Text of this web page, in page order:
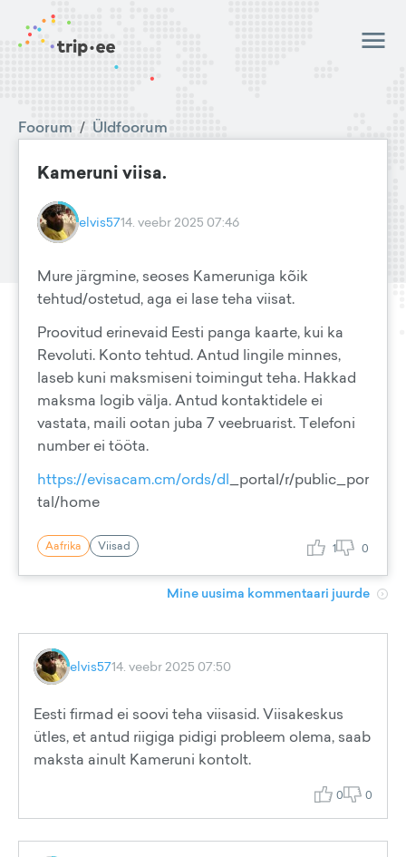
Foorum / Üldfoorum
Kameruni viisa.
elvis5714. veebr 2025 07:46
Mure järgmine, seoses Kameruniga kõik
tehtud/ostetud, aga ei lase teha viisat.
Proovitud erinevaid Eesti panga kaarte, kui ka
Revoluti. Konto tehtud. Antud lingile minnes,
laseb kuni maksmiseni toimingut teha. Hakkad
maksma logib välja. Antud kontaktidele ei
vastata, maili ootan juba 7 veebruarist. Telefoni
number ei tööta.
https://evisacam.cm/ords/dl _portal/r/public_por
tal/home
Aafrika Viisad 1 0
Mine uusima kommentaari juurde
elvis5714. veebr 2025 07:50
Eesti firmad ei soovi teha viisasid. Viisakeskus
ütles, et antud riigiga pidigi probleem olema, saab
maksta ainult Kameruni kontolt.
0 0